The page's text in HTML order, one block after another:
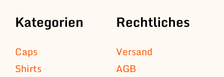
Kategorien
Caps
Shirts
Rechtliches
Versand
AGB